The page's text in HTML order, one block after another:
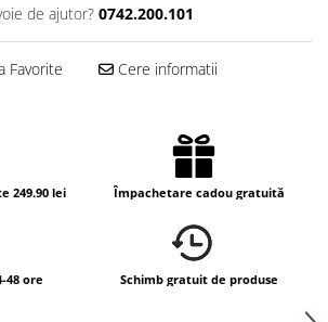
de ajutor? 0742.200.101
Favorite Cere informatii
249.90 lei Împachetare cadou gratuită
48 ore Schimb gratuit de produse